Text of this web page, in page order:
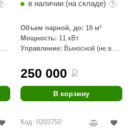
в наличии (на складе)
Объем парной, до: 18 м³
Мощность: 11 кВт
Управление: Выносной (не в
250 000 i
В корзину
Код: 0203750